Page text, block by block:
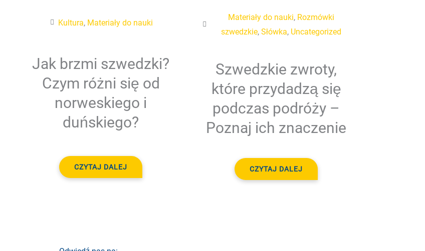
Kultura, Materiały do nauki
Jak brzmi szwedzki?
Czym różni się od
norweskiego i
duńskiego?
CZYTAJ DALEJ
Materiały do nauki, Rozmówki
szwedzkie, Słówka, Uncategorized
Szwedzkie zwroty,
które przydadzą się
podczas podróży –
Poznaj ich znaczenie
CZYTAJ DALEJ